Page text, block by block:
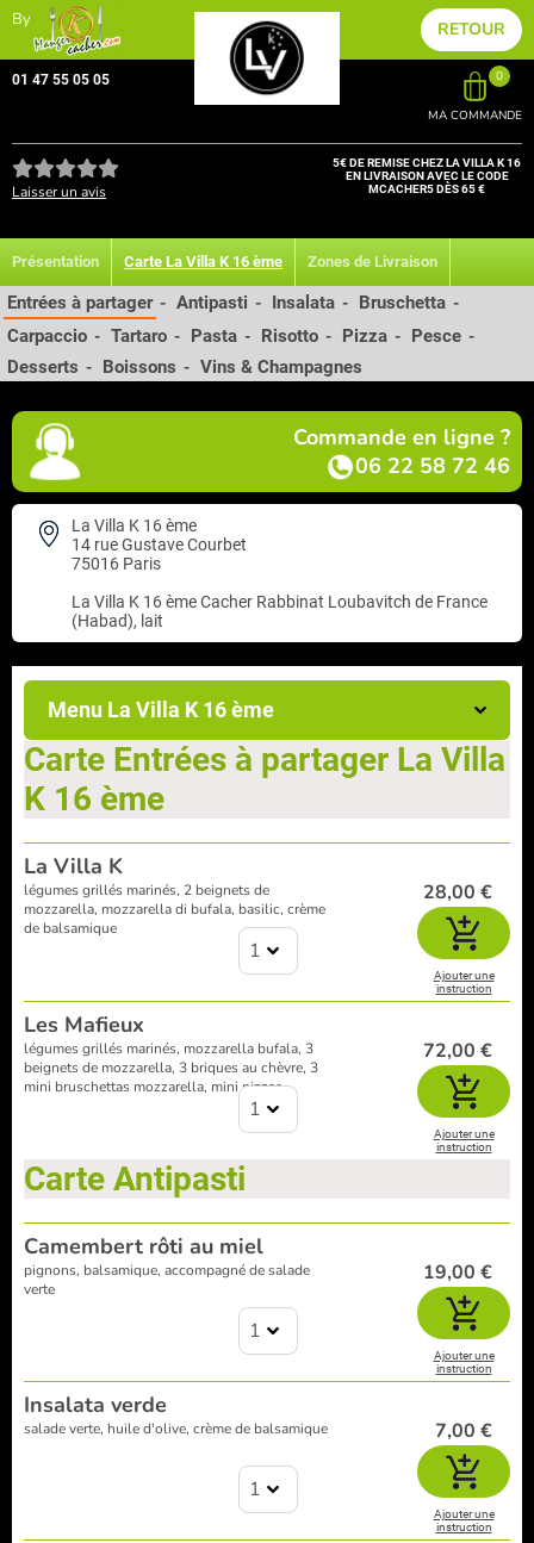
By RETOUR
01 47 55 05 05
MA COMMANDE
0
Laisser un avis
5€ DE REMISE CHEZ LA VILLA K 16
EN LIVRAISON AVEC LE CODE
MCACHER5 DÈS 65 €
Présentation Carte La Villa K 16 ème Zones de Livraison
Entrées à partager - Antipasti - Insalata - Bruschetta -
Carpaccio - Tartaro - Pasta - Risotto - Pizza - Pesce -
Desserts - Boissons - Vins & Champagnes
Commande en ligne ?
06 22 58 72 46
La Villa K 16 ème
14 rue Gustave Courbet
75016 Paris
La Villa K 16 èmeCacher Rabbinat Loubavitch de France
(Habad), lait
Menu La Villa K 16 ème
Carte Entrées à partager La Villa
K 16 ème
La Villa K
légumes grillés marinés, 2 beignets de
mozzarella, mozzarella di bufala, basilic, crème
de balsamique
1
28,00 €
Ajouter une
instruction
Les Mafieux
légumes grillés marinés, mozzarella bufala, 3
beignets de mozzarella, 3 briques au chèvre, 3
mini bruschettas mozzarella, mini pizzas
1
72,00 €
Ajouter une
instruction
Carte Antipasti
Camembert rôti au miel
pignons, balsamique, accompagné de salade
verte
1
19,00 €
Ajouter une
instruction
Insalata verde
salade verte, huile d'olive, crème de balsamique
1
7,00 €
Ajouter une
instruction